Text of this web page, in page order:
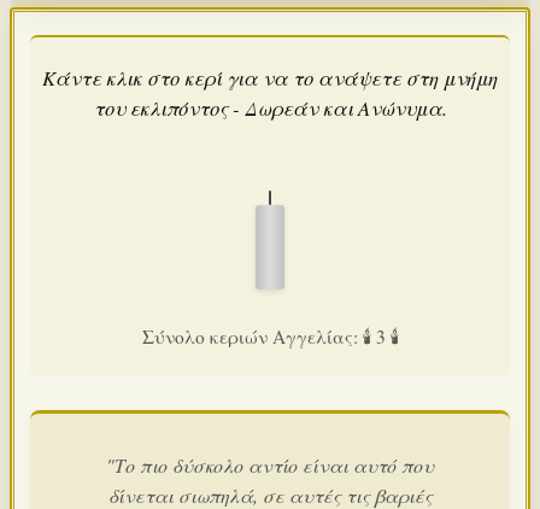
Κάντε κλικ στο κερί για να το ανάψετε στη μνήμη
του εκλιπόντος - Δωρεάν και Ανώνυμα.
Σύνολο κεριών Αγγελίας: 🕯️ 3 🕯️
"Το πιο δύσκολο αντίο είναι αυτό που
δίνεται σιωπηλά, σε αυτές τις βαριές